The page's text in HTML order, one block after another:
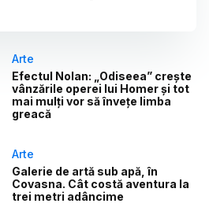
Arte
Efectul Nolan: „Odiseea” crește
vânzările operei lui Homer și tot
mai mulți vor să învețe limba
greacă
Arte
Galerie de artă sub apă, în
Covasna. Cât costă aventura la
trei metri adâncime